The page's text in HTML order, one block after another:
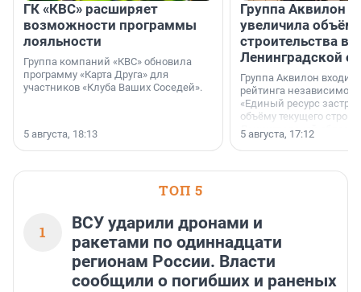
ГК «КВС» расширяет
возможности программы
лояльности
Группа компаний «КВС» обновила
программу «Карта Друга» для
участников «Клуба Ваших Соседей».
5 августа, 18:13
Группа Аквилон
увеличила объём
строительства в
Ленинградской
Группа Аквилон входит
рейтинга независимого
«Единый ресурс
объёму текущего
Ленинградской
время компания
185 429 кв. метров
больше, чем в 1
5 августа, 17:12
ТОП 5
1
ВСУ ударили дронами и
ракетами по одиннадцати
регионам России. Власти
сообщили о погибших и раненых